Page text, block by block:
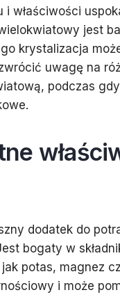
właściwości
jest
krystalizacja
uwagę na
podczas
dodatek do
bogaty w
potas, magnez
i może